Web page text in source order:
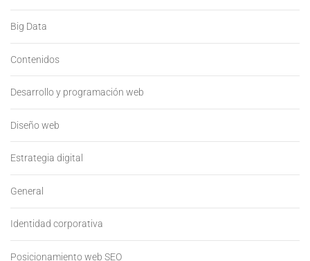
Big Data
Contenidos
Desarrollo y programación web
Diseño web
Estrategia digital
General
Identidad corporativa
Posicionamiento web SEO